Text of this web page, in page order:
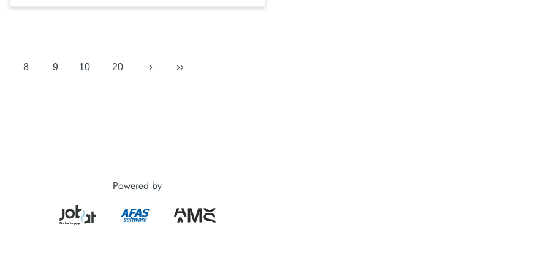
8 9 10 20 › ››
Powered by